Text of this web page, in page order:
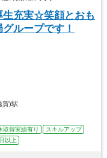
生充実☆笑顔とおも
ループです！
賀)駅
取得実績有り
スキルアップ
以上